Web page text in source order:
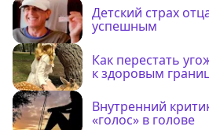
Детский страх
успешным
Как перестать
к здоровым
Внутренний
«голос» в голове